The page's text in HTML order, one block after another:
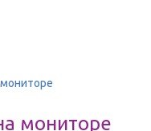
мониторе